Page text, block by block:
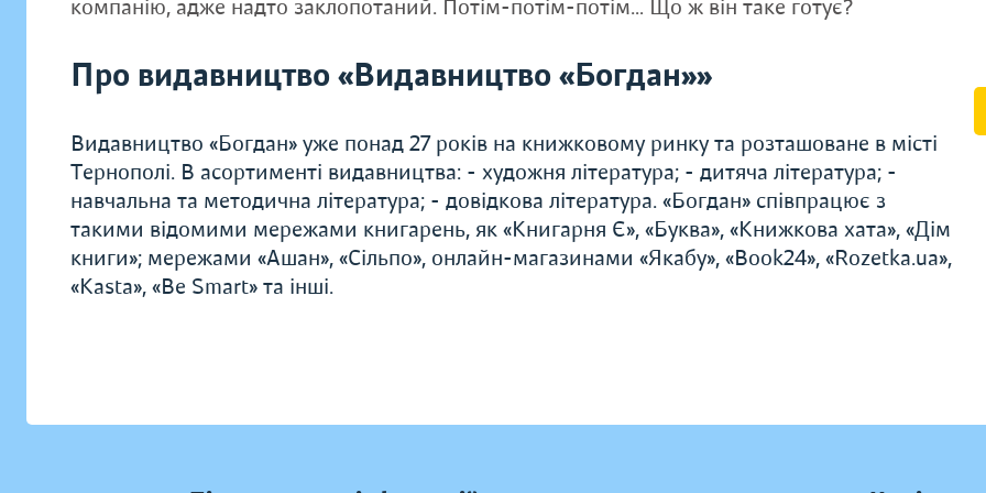
компанію, адже надто заклопотаний. Потім-потім-потім… Що ж він таке готує?
Про видавництво «Видавництво «Богдан»»
Видавництво «Богдан» уже понад 27 років на книжковому ринку та розташоване в місті
Тернополі. В асортименті видавництва: - художня література; - дитяча література; -
навчальна та методична література; - довідкова література. «Богдан» співпрацює з
такими відомими мережами книгарень, як «Книгарня Є», «Буква», «Книжкова хата», «Дім
книги»; мережами «Ашан», «Сільпо», онлайн-магазинами «Якабу», «Book24», «Rozetka.ua»,
«Kasta», «Be Smart» та інші.